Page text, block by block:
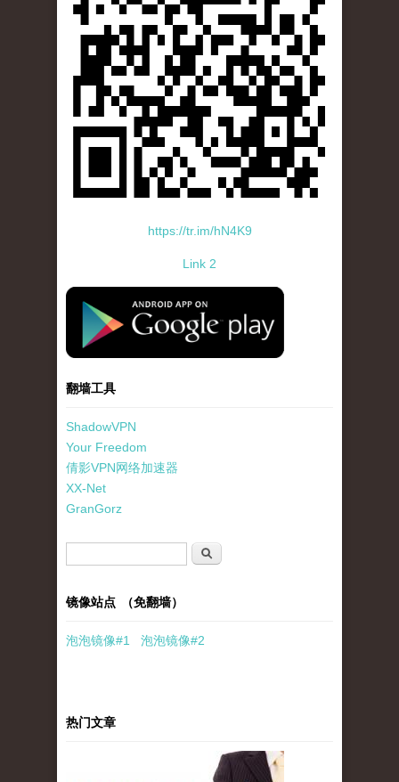
https://tr.im/hN4K9
Link 2
standard-icon-googleplay-app-store.png
翻墙工具
ShadowVPN
Your Freedom
倩影VPN网络加速器
XX-Net
GranGorz
搜索
镜像站点 （免翻墙）
泡泡镜像#1 泡泡镜像#2
热门文章